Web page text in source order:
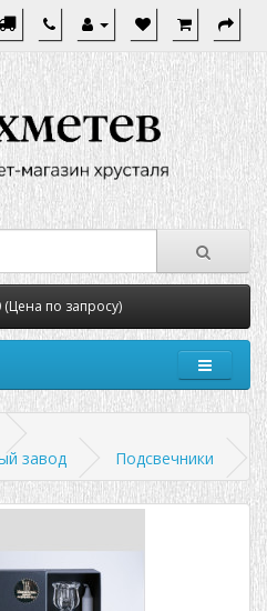
по запросу)
завод
Подсвечники